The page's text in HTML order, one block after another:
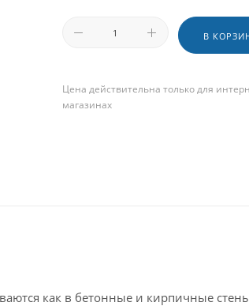
В
Цена действительна только для
магазинах
как в бетонные и кирпичные